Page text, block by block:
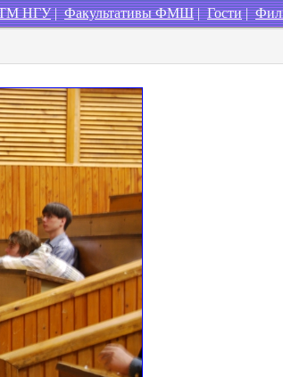
НГУ|Факультативы ФМШ|Гости|